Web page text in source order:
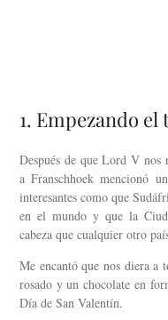
1. Empezando
Después de que Lord V
a Franschhoek mencionó
interesantes como que
en el mundo y que la
cabeza que cualquier otro
Me encantó que nos diera a
rosado y un chocolate en
Día de San Valentín.